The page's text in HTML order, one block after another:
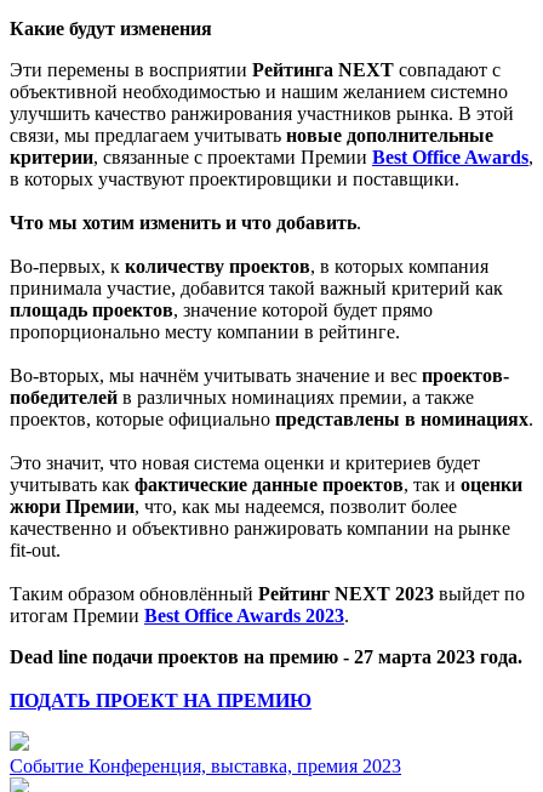
Какие будут изменения
Эти перемены в восприятии Рейтинга NEXT совпадают с
объективной необходимостью и нашим желанием системно
улучшить качество ранжирования участников рынка. В этой
связи, мы предлагаем учитывать новые дополнительные
критерии, связанные с проектами Премии Best Office Awards,
в которых участвуют проектировщики и поставщики.
Что мы хотим изменить и что добавить.
Во-первых, к количеству проектов, в которых компания
принимала участие, добавится такой важный критерий как
площадь проектов, значение которой будет прямо
пропорционально месту компании в рейтинге.
Во-вторых, мы начнём учитывать значение и вес проектов-
победителей в различных номинациях премии, а также
проектов, которые официально представлены в номинациях.
Это значит, что новая система оценки и критериев будет
учитывать как фактические данные проектов, так и оценки
жюри Премии, что, как мы надеемся, позволит более
качественно и объективно ранжировать компании на рынке
fit-out.
Таким образом обновлённый Рейтинг NEXT 2023 выйдет по
итогам Премии Best Office Awards 2023.
Dead line подачи проектов на премию - 27 марта 2023 года.
ПОДАТЬ ПРОЕКТ НА ПРЕМИЮ
Событие Конференция, выставка, премия 2023